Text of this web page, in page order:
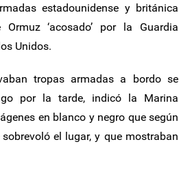
estadounidense y británica
‘acosado’ por la Guardia
Unidos.
tropas armadas a bordo se
por la tarde, indicó la Marina
en blanco y negro que según
el lugar, y que mostraban